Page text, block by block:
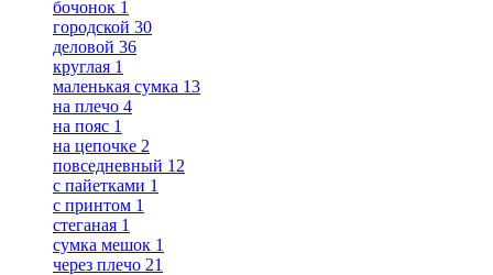
бочонок 1
городской 30
деловой 36
круглая 1
маленькая сумка 13
на плечо 4
на пояс 1
на цепочке 2
повседневный 12
с пайетками 1
с принтом 1
стеганая 1
сумка мешок 1
через плечо 21